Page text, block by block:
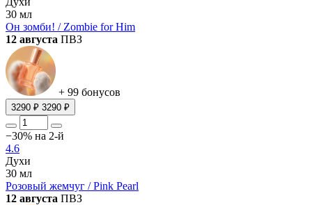
30 мл
Он зомби! / Zombie for Him
12 августа ПВЗ
+ 99 бонусов
3290 ₽ 3290 ₽
−30% на 2-й
4.6
Духи
30 мл
Розовый жемчуг / Pink Pearl
12 августа ПВЗ